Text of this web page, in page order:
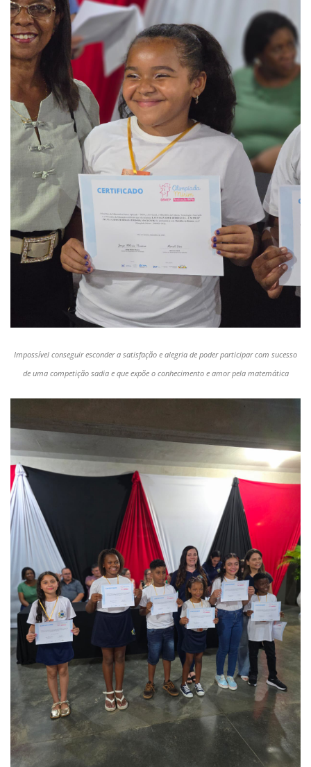
Impossível conseguir esconder a satisfação e alegria de poder participar com sucesso
de uma competição sadia e que expõe o conhecimento e amor pela matemática